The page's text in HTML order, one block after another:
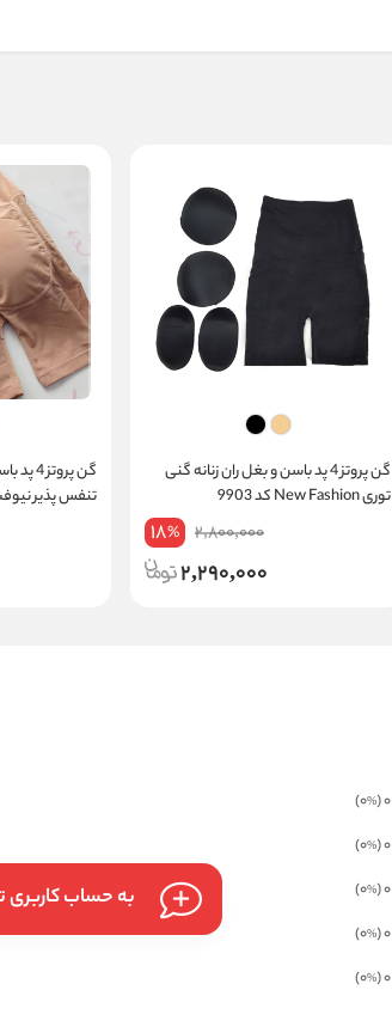
گن پروتز 4 پد باسن و بغل ران زنانه گنی
توری New Fashion کد 9903
2,800,000
18%
2,290,000
گن
تنفس پذیر نیوفشن
0
(0
%
)
0
(0
%
)
0
(0
%
)
0
(0
%
)
0
(0
%
)
به حساب کاربری